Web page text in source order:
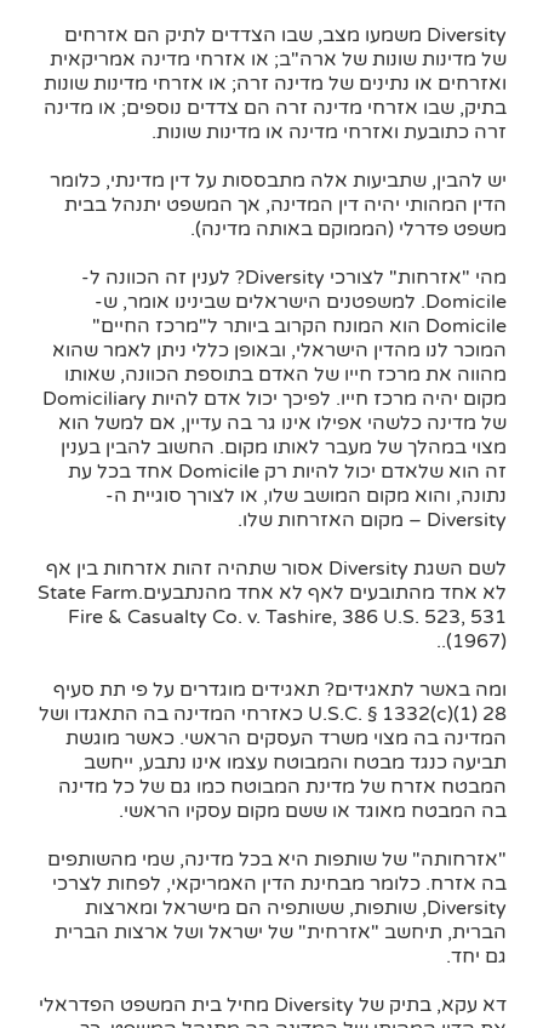
Diversity משמעו מצב, שבו הצדדים לתיק הם אזרחים
של מדינות שונות של ארה"ב; או אזרחי מדינה אמריקאית
ואזרחים או נתינים של מדינה זרה; או אזרחי מדינות שונות
בתיק, שבו אזרחי מדינה זרה הם צדדים נוספים; או מדינה
זרה כתובעת ואזרחי מדינה או מדינות שונות.
יש להבין, שתביעות אלה מתבססות על דין מדינתי, כלומר
הדין המהותי יהיה דין המדינה, אך המשפט יתנהל בבית
משפט פדרלי (הממוקם באותה מדינה).
מהי "אזרחות" לצורכי Diversity? לענין זה הכוונה ל-
Domicile. למשפטנים הישראלים שבינינו אומר, ש-
Domicile הוא המונח הקרוב ביותר ל"מרכז החיים"
המוכר לנו מהדין הישראלי, ובאופן כללי ניתן לאמר שהוא
מהווה את מרכז חייו של האדם בתוספת הכוונה, שאותו
מקום יהיה מרכז חייו. לפיכך יכול אדם להיות Domiciliary
של מדינה כלשהי אפילו אינו גר בה עדיין, אם למשל הוא
מצוי במהלך של מעבר לאותו מקום. החשוב להבין בענין
זה הוא שלאדם יכול להיות רק Domicile אחד בכל עת
נתונה, והוא מקום המושב שלו, או לצורך סוגיית ה-
Diversity – מקום האזרחות שלו.
לשם השגת Diversity אסור שתהיה זהות אזרחות בין אף
לא אחד מהתובעים לאף לא אחד מהנתבעים.State Farm
Fire & Casualty Co. v. Tashire, 386 U.S. 523, 531
(1967)..
ומה באשר לתאגידים? תאגידים מוגדרים על פי תת סעיף
28 U.S.C. § 1332(c)(1) כאזרחי המדינה בה התאגדו ושל
המדינה בה מצוי משרד העסקים הראשי. כאשר מוגשת
תביעה כנגד מבטח והמבוטח עצמו אינו נתבע, ייחשב
המבטח אזרח של מדינת המבוטח כמו גם של כל מדינה
בה המבטח מאוגד או ששם מקום עסקיו הראשי.
"אזרחותה" של שותפות היא בכל מדינה, שמי מהשותפים
בה אזרח. כלומר מבחינת הדין האמריקאי, לפחות לצרכי
Diversity, שותפות, ששותפיה הם מישראל ומארצות
הברית, תיחשב "אזרחית" של ישראל ושל ארצות הברית
גם יחד.
דא עקא, בתיק של Diversity מחיל בית המשפט הפדראלי